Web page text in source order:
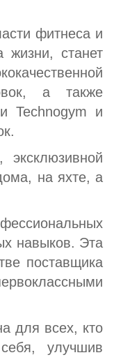
фитнеса и
жизни, станет
а также
Technogym и
, эксклюзивной
на яхте, а
навыков. Эта
поставщика
для всех, кто
улучшив